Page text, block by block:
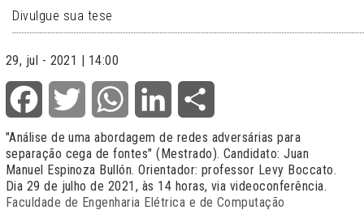
Divulgue sua tese
29, jul - 2021 | 14:00
Facebook Twitter WhatsApp LinkedIn
"Análise de uma abordagem de redes adversárias para
separação cega de fontes" (Mestrado). Candidato: Juan
Manuel Espinoza Bullón. Orientador: professor Levy Boccato.
Dia 29 de julho de 2021, às 14 horas, via videoconferência.
Faculdade de Engenharia Elétrica e de Computação